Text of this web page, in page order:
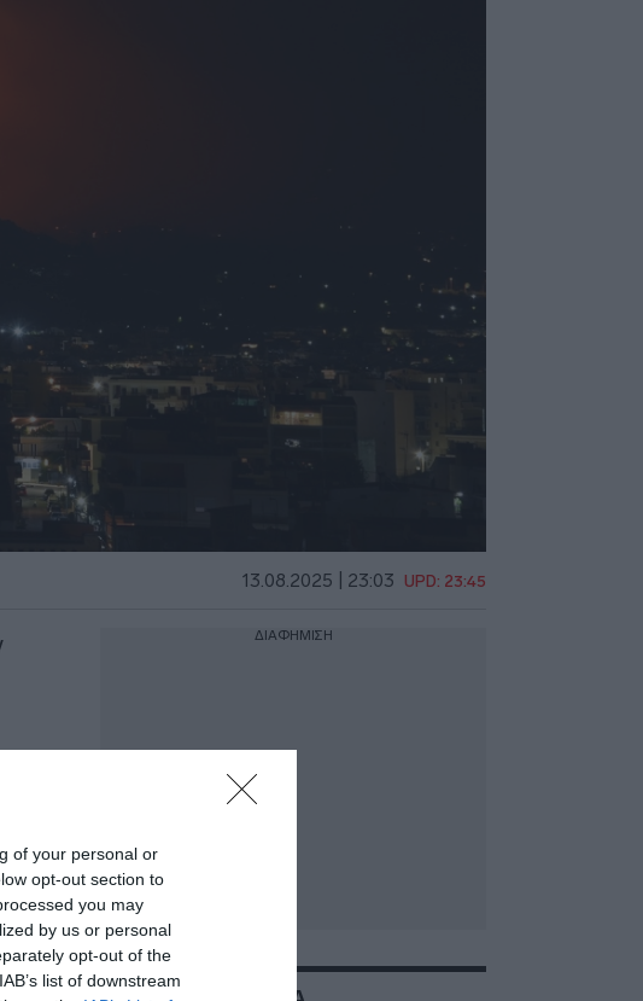
of your personal or
opt-out section to
you may
by us or personal
opt-out of the
list of downstream
13.08.2025 | 23:03 UPD: 23:45
ΔΙΑΦΗΜΙΣΗ